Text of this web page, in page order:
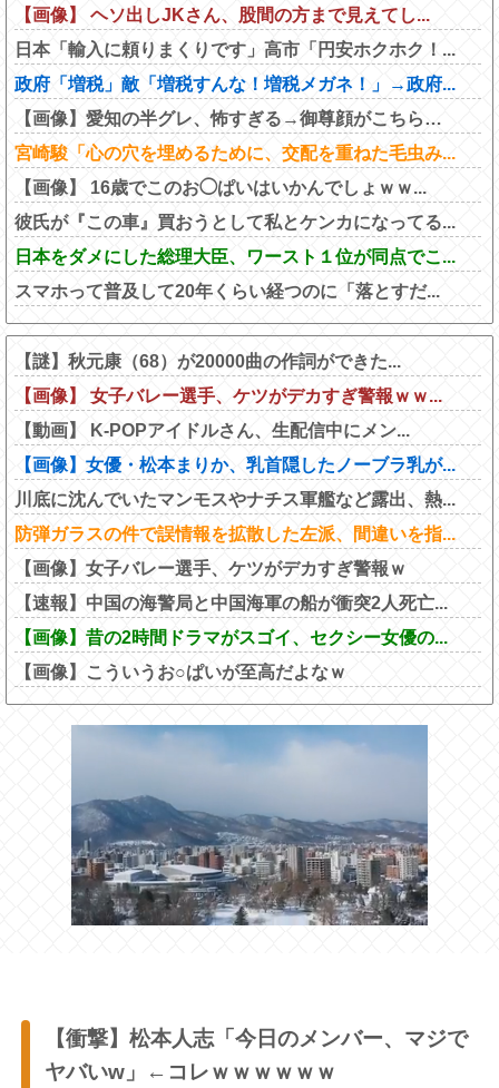
【画像】 ヘソ出しJKさん、股間の方まで見えてし...
日本「輸入に頼りまくりです」高市「円安ホクホク！...
政府「増税」敵「増税すんな！増税メガネ！」→政府...
【画像】愛知の半グレ、怖すぎる→御尊顔がこちら…
宮崎駿「心の穴を埋めるために、交配を重ねた毛虫み...
【画像】 16歳でこのお◯ぱいはいかんでしょｗｗ...
彼氏が『この車』買おうとして私とケンカになってる...
日本をダメにした総理大臣、ワースト１位が同点でこ...
スマホって普及して20年くらい経つのに「落とすだ...
【謎】秋元康（68）が20000曲の作詞ができた...
【画像】 女子バレー選手、ケツがデカすぎ警報ｗｗ...
【動画】 K-POPアイドルさん、生配信中にメン...
【画像】女優・松本まりか、乳首隠したノーブラ乳が...
川底に沈んでいたマンモスやナチス軍艦など露出、熱...
防弾ガラスの件で誤情報を拡散した左派、間違いを指...
【画像】女子バレー選手、ケツがデカすぎ警報ｗ
【速報】中国の海警局と中国海軍の船が衝突2人死亡...
【画像】昔の2時間ドラマがスゴイ、セクシー女優の...
【画像】こういうお○ぱいが至高だよなｗ
【衝撃】松本人志「今日のメンバー、マジで
ヤバいw」←コレｗｗｗｗｗｗ